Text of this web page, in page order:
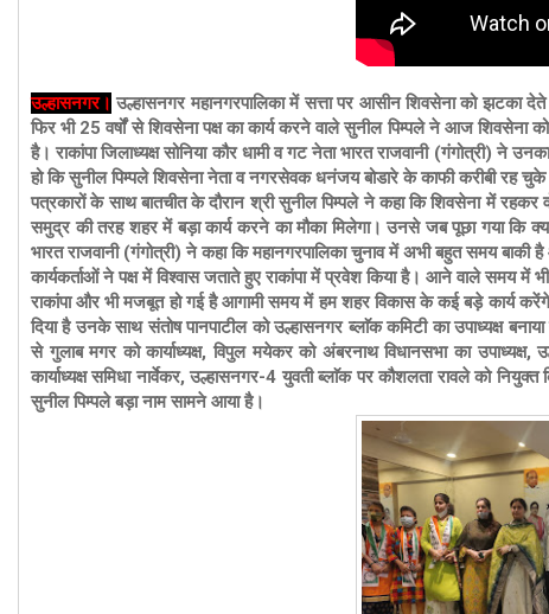
उल्हासनगर। उल्हासनगर महानगरपालिका में सत्ता पर आसीन शिवसेना को झटका
फिर भी 25 वर्षों से शिवसेना पक्ष का कार्य करने वाले सुनील पिम्पले ने आज शिवसेना
है। राकांपा जिलाध्यक्ष सोनिया कौर धामी व गट नेता भारत राजवानी (गंगोत्री) ने
हो कि सुनील पिम्पले शिवसेना नेता व नगरसेवक धनंजय बोडारे के काफी करीबी रह
पत्रकारों के साथ बातचीत के दौरान श्री सुनील पिम्पले ने कहा कि शिवसेना में
समुद्र की तरह शहर में बड़ा कार्य करने का मौका मिलेगा। उनसे जब पूछा गया कि
भारत राजवानी (गंगोत्री) ने कहा कि महानगरपालिका चुनाव में अभी बहुत समय बाकी
कार्यकर्ताओं ने पक्ष में विश्वास जताते हुए राकांपा में प्रवेश किया है। आने वाले समय
राकांपा और भी मजबूत हो गई है आगामी समय में हम शहर विकास के कई बड़े कार्य
दिया है उनके साथ संतोष पानपाटील को उल्हासनगर ब्लाॅक कमिटी का उपाध्यक्ष
से गुलाब मगर को कार्याध्यक्ष, विपुल मयेकर को अंबरनाथ विधानसभा का
कार्याध्यक्ष समिधा नार्वेकर, उल्हासनगर-4 युवती ब्लाॅक पर कौशलता रावले को
सुनील पिम्पले बड़ा नाम सामने आया है।